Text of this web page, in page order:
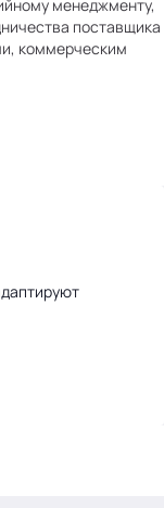
менеджменту,
поставщика
коммерческим